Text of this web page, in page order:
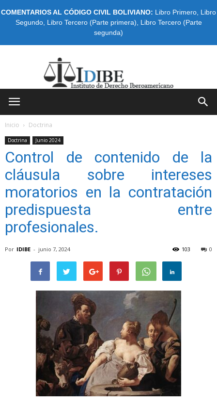
COMENTARIOS AL CÓDIGO CIVIL BOLIVIANO: Libro Primero Libro
Segundo, Libro Tercero (Parte primera)
Libro Tercero (Parte
segunda)
Inicio Doctrina
Doctrina Junio 2024
Control de contenido de la
cláusula sobre intereses
moratorios en la contratación
predispuesta entre
profesionales.
Por IDIBE - junio 7, 2024 0
103